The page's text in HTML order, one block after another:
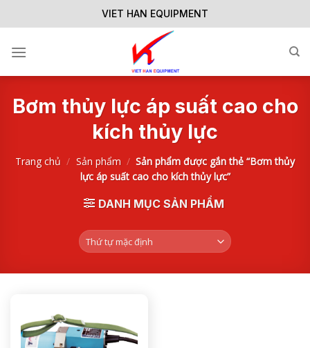
to
VIET HAN EQUIPMENT
Bơm thủy lực áp suất cao cho
kích thủy lực
Trang chủ / Sản phẩm / Sản phẩm được gắn thẻ “Bơm thủy
lực áp suất cao cho kích thủy lực”
DANH MỤC SẢN PHẨM